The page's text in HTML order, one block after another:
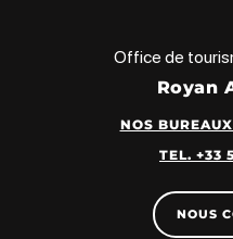
Office de
Royan
NOS
TEL. +33
NOUS